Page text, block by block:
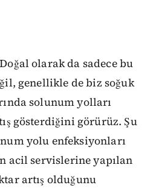
olarak da sadece bu
genellikle de biz soğuk
solunum yolları
gösterdiğini görürüz. Şu
yolu enfeksiyonları
acil servislerine yapılan
artış olduğunu